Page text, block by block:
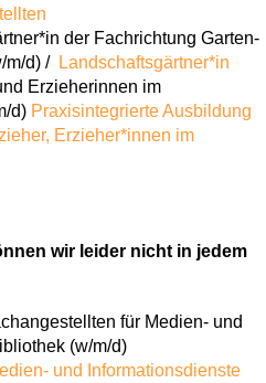
der Fachrichtung Garten-
m/d) / Landschaftsgärtner*in
Erzieherinnen im
d) Praxisintegrierte Ausbildung
Erzieher*innen im
wir leider nicht in jedem
für Medien- und
(w/m/d)
und Informationsdienste